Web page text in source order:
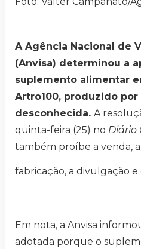
A Agência Nacional de
(Anvisa) determinou a
suplemento alimentar
Artro100, produzido por
desconhecida. A
quinta-feira (25) no Diário
também proíbe a venda,
fabricação, a divulgação
Em nota, a Anvisa
adotada porque o